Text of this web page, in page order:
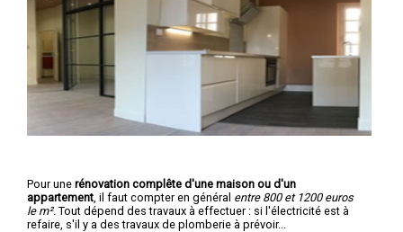
Pour une rénovation complête d'une maison ou d'un
appartement , il faut compter en général entre 800 et 1200 euros
le m². Tout dépend des travaux à effectuer : si l'électricité est à
refaire, s'il y a des travaux de plomberie à prévoir...